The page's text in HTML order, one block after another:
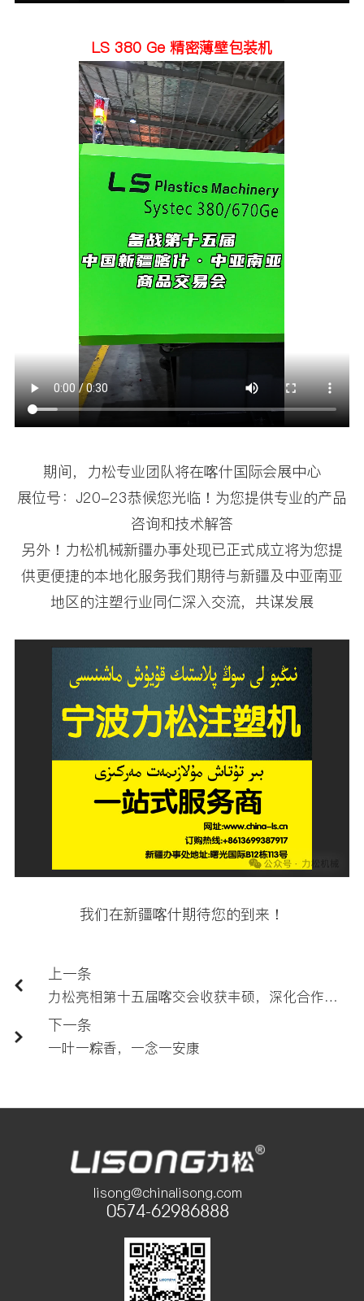
LS 380 Ge 精密薄壁包装机
期间，力松专业团队将在喀什国际会展中心
展位号：J20-23恭候您光临！为您提供专业的产品
咨询和技术解答
另外！力松机械新疆办事处现已正式成立将为您提
供更便捷的本地化服务我们期待与新疆及中亚南亚
地区的注塑行业同仁深入交流，共谋发展
我们在新疆喀什期待您的到来！
上一条
力松亮相第十五届喀交会收获丰硕，深化合作共拓“一带一路”新机遇
下一条
一叶一粽香，一念一安康
lisong@chinalisong.com
0574-62986888